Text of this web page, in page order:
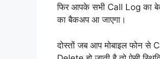
फिर आपके सभी Call Log का
का बैकअप आ जाएगा।
दोस्तों जब आप मोबाइल फोन से